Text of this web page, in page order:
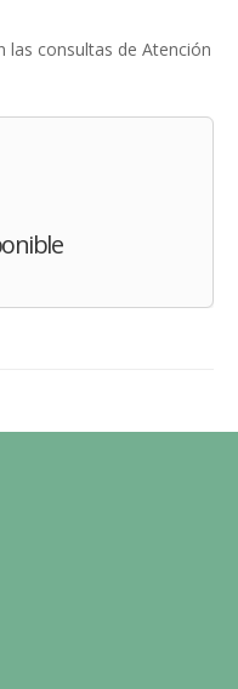
las consultas de Atención